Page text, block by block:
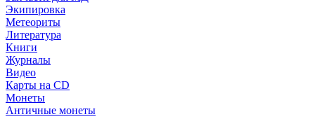
Экипировка
Метеориты
Литература
Книги
Журналы
Видео
Карты на CD
Монеты
Античные монеты